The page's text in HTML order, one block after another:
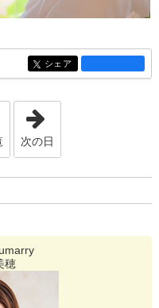
entry1295
シェア
月22日」
次の日
穂